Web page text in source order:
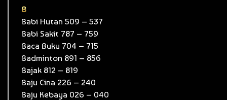
B
Babi Hutan 509 – 537
Babi Sakit 787 – 759
Baca Buku 704 – 715
Badminton 891 – 856
Bajak 812 – 819
Baju Cina 226 – 240
Baju Kebaya 026 – 040